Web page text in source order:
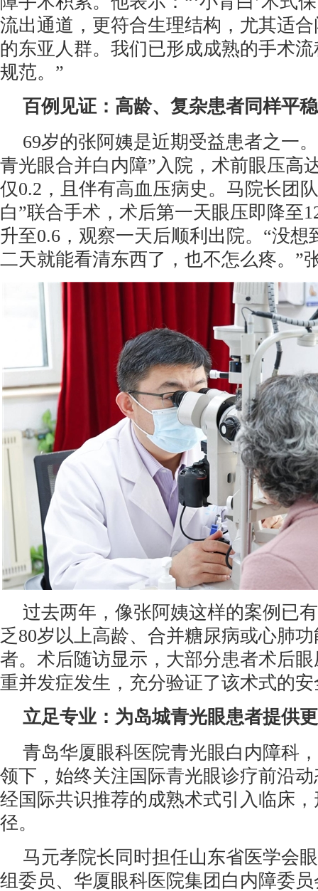
流出通道，更符合生理结构，尤其适
的东亚人群。我们已形成成熟的手术
规范。”
百例见证：高龄、复杂患者同样平
69岁的张阿姨是近期受益患者之一
青光眼合并白内障”入院，术前眼压高
仅0.2，且伴有高血压病史。马院长团
白”联合手术，术后第一天眼压即降至
升至0.6，观察一天后顺利出院。“没想
二天就能看清东西了，也不怎么疼。”
过去两年，像张阿姨这样的案例已
乏80岁以上高龄、合并糖尿病或心肺
者。术后随访显示，大部分患者术后
重并发症发生，充分验证了该术式的
立足专业 ： 为岛城青光眼患者提供
青岛华厦眼科医院青光眼白内障科
领下，始终关注国际青光眼诊疗前沿
经国际共识推荐的成熟术式引入临床
径。
马元孝院长同时担任山东省医学会
组委员、华厦眼科医院集团白内障委